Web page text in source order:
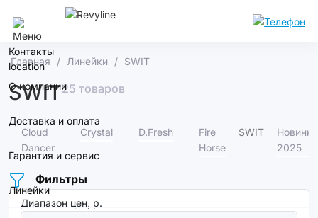
Краснодар
Контакты
О компании
Доставка и оплата
Гарантия и сервис
Линейки
Главная Линейки SWIT
SWIT25 товаров
Cloud
Dancer
Crystal D.Fresh
Fire
Horse
SWIT
Новинки
2025
Фильтры
Диапазон цен, р.